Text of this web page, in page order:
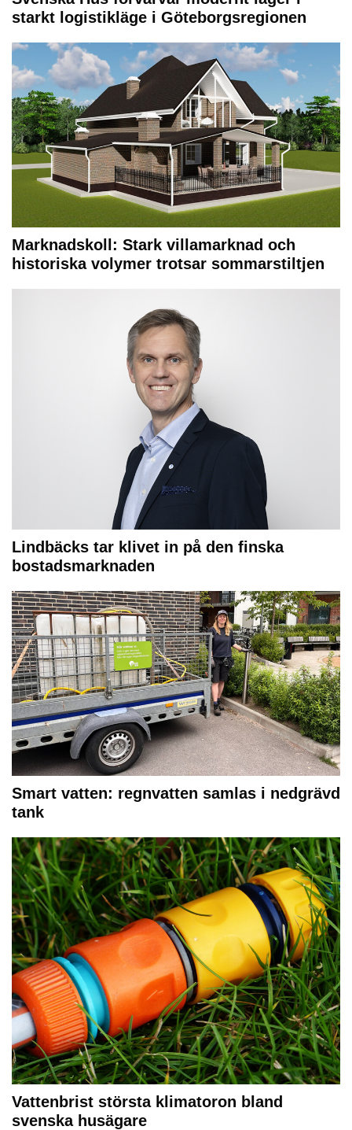
starkt logistikläge i Göteborgsregionen
Marknadskoll: Stark villamarknad och
historiska volymer trotsar sommarstiltjen
Lindbäcks tar klivet in på den finska
bostadsmarknaden
Smart vatten: regnvatten samlas i nedgrävd
tank
Vattenbrist största klimatoron bland
svenska husägare